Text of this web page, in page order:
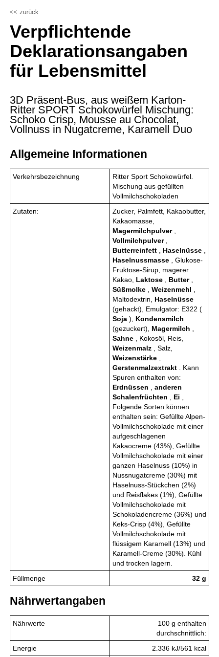
<< zurück
Verpflichtende
Deklarationsangaben
für Lebensmittel
3D Präsent-Bus, aus weißem Karton-
Ritter SPORT Schokowürfel Mischung:
Schoko Crisp, Mousse au Chocolat,
Vollnuss in Nugatcreme, Karamell Duo
Allgemeine Informationen
Verkehrsbezeichnung
Ritter Sport Schokowürfel.
Mischung aus gefüllten
Vollmilchschokoladen
Zutaten:
Zucker, Palmfett, Kakaobutter,
Kakaomasse,
Magermilchpulver
Vollmilchpulver
Butterreinfett
Haselnüsse
Haselnussmasse
, Glukose-
Fruktose-Sirup, magerer
Kakao, Laktose Butter
Süßmolke
Weizenmehl
Maltodextrin, Haselnüsse
(gehackt), Emulgator: E322 (
Soja ); Kondensmilch
(gezuckert), Magermilch
Sahne
, Kokosöl, Reis,
Weizenmalz
, Salz,
Weizenstärke
Gerstenmalzextrakt
. Kann
Spuren enthalten von:
Erdnüssen
anderen
Schalenfrüchten
Ei
Folgende Sorten können
enthalten sein: Gefüllte Alpen-
Vollmilchschokolade mit einer
aufgeschlagenen
Kakaocreme (43%), Gefüllte
Vollmilchschokolade mit einer
ganzen Haselnuss (10%) in
Nussnugatcreme (30%) mit
Haselnuss-Stückchen (2%)
und Reisflakes (1%), Gefüllte
Vollmilchschokolade mit
Schokoladencreme (36%) und
Keks-Crisp (4%), Gefüllte
Vollmilchschokolade mit
flüssigem Karamell (13%) und
Karamell-Creme (30%). Kühl
und trocken lagern.
Füllmenge
32 g
Nährwertangaben
Nährwerte
100 g enthalten
durchschnittlich:
Energie
2.336 kJ/561 kcal